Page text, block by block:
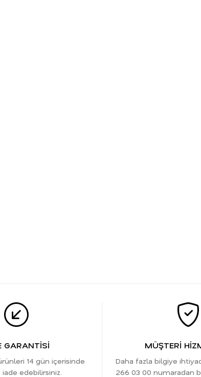
GARANTİSİ
ürünleri 14 gün içerisinde
iade edebilirsiniz.
MÜŞTERİ
Daha fazla bilgiye
266 03 00 numaradan